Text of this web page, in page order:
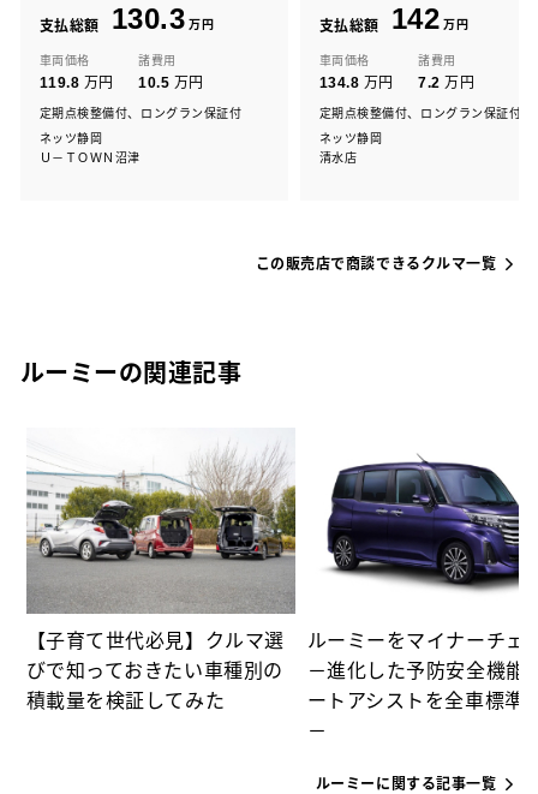
支払総額 130.3 万円
車両価格
119.8 万円
諸費用
10.5 万円
定期点検整備付、ロングラン保証付
ネッツ静岡
Ｕ－ＴＯＷＮ沼津
支払総額 142 万円
車両価格
134.8 万円
諸費用
7.2 万円
定期点検整備付、ロングラン保証付
ネッツ静岡
清水店
この販売店で商談できるクルマ一覧
ルーミーの関連記事
【子育て世代必見】クルマ選
びで知っておきたい車種別の
積載量を検証してみた
ルーミーをマイナーチェ
－進化した予防安全機能
ートアシストを全車標準
－
ルーミーに関する記事一覧